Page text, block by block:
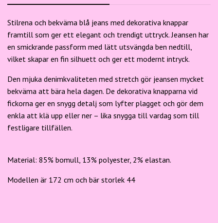
Stilrena och bekväma blå jeans med dekorativa knappar
framtill som ger ett elegant och trendigt uttryck. Jeansen har
en smickrande passform med lätt utsvängda ben nedtill,
vilket skapar en fin silhuett och ger ett modernt intryck.
Den mjuka denimkvaliteten med stretch gör jeansen mycket
bekväma att bära hela dagen. De dekorativa knapparna vid
fickorna ger en snygg detalj som lyfter plagget och gör dem
enkla att klä upp eller ner – lika snygga till vardag som till
festligare tillfällen.
Material: 85% bomull, 13% polyester, 2% elastan.
Modellen är 172 cm och bär storlek 44